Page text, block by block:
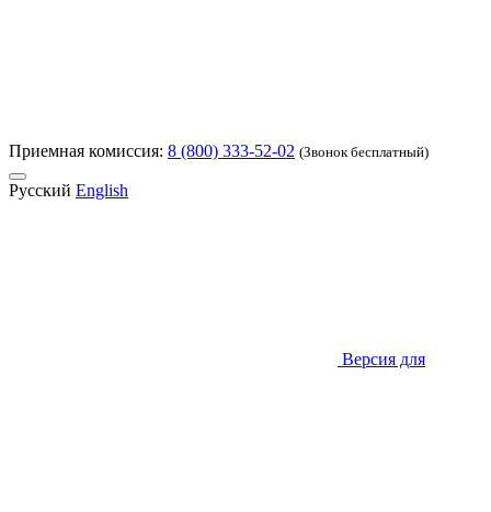
Приемная комиссия: 8 (800) 333-52-02 (Звонок бесплатный)
Русский English
Версия для